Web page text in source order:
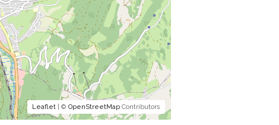
Leaflet| © OpenStreetMapContributors